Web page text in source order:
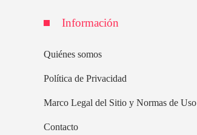
Información
Quiénes somos
Política de Privacidad
Marco Legal del Sitio y Normas de Uso
Contacto